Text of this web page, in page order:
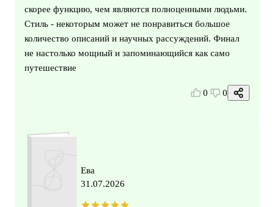
скорее функцию, чем являются полноценными людьми.
Стиль - некоторым может не понравиться большое
количество описаний и научных рассуждений. Финал
не настолько мощный и запоминающийся как само
путешествие
0 0
Ева
31.07.2026